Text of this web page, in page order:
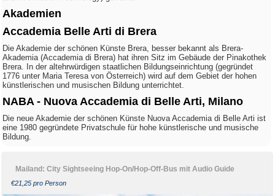
Akademien
Accademia Belle Arti di Brera
Die Akademie der schönen Künste Brera, besser bekannt als Brera-
Akademia (Accademia di Brera) hat ihren Sitz im Gebäude der Pinakothek
Brera. In der altehrwürdigen staatlichen Bildungseinrichtung (gegründet
1776 unter Maria Teresa von Österreich) wird auf dem Gebiet der hohen
künstlerischen und musischen Bildung unterrichtet.
NABA - Nuova Accademia di Belle Arti, Milano
Die neue Akademie der schönen Künste Nuova Accademia di Belle Arti ist
eine 1980 gegründete Privatschule für hohe künstlerische und musische
Bildung.
Mailand: City Sightseeing Hop-On/Hop-Off-Bus mit Audio Guide
€21,25 pro Person